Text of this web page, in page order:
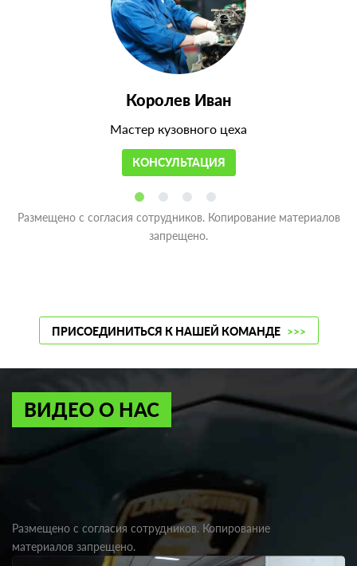
Королев Иван
Мастер кузовного цеха
КОНСУЛЬТАЦИЯ
Размещено с согласия сотрудников. Копирование материалов
запрещено.
ПРИСОЕДИНИТЬСЯ К НАШЕЙ КОМАНДЕ >>>
ВИДЕО О НАС
Размещено с согласия сотрудников. Копирование
материалов запрещено.